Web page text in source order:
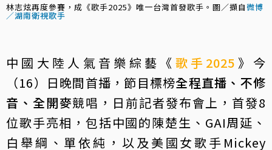
林志炫再度參賽，成《歌手2025》唯一台灣首發歌手。圖／擷自微博
／湖南衛視歌手
中國大陸人氣音樂綜藝《 歌手2025 》今
（16）日晚間首播，節目標榜全程直播、不修
音、全開麥競唱，日前記者發布會上，首發8
位歌手亮相，包括中國的陳楚生、GAI周延、
白舉綱、單依純，以及美國女歌手Mickey